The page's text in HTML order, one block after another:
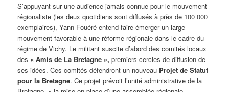
S’appuyant sur une audience jamais connue pour le mouvement
régionaliste (les deux quotidiens sont diffusés à près de 100 000
exemplaires), Yann Fouéré entend faire émerger un large
mouvement favorable à une réforme régionale dans le cadre du
régime de Vichy. Le militant suscite d’abord des comités locaux
des « Amis de La Bretagne », premiers cercles de diffusion de
ses idées. Ces comités défendront un nouveau Projet de Statut
pour la Bretagne. Ce projet prévoit l’unité administrative de la